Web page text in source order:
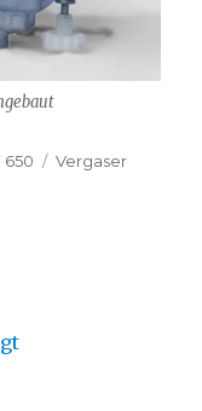
650 Schlagwörter
Vergaser